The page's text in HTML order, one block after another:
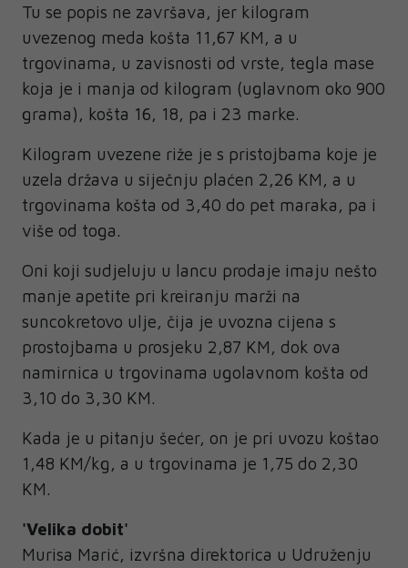
Tu se popis ne završava, jer kilogram
uvezenog meda košta 11,67 KM, a u
trgovinama, u zavisnosti od vrste, tegla mase
koja je i manja od kilogram (uglavnom oko 900
grama), košta 16, 18, pa i 23 marke.
Kilogram uvezene riže je s pristojbama koje je
uzela država u siječnju plaćen 2,26 KM, a u
trgovinama košta od 3,40 do pet maraka, pa i
više od toga.
Oni koji sudjeluju u lancu prodaje imaju nešto
manje apetite pri kreiranju marži na
suncokretovo ulje, čija je uvozna cijena s
prostojbama u prosjeku 2,87 KM, dok ova
namirnica u trgovinama ugolavnom košta od
3,10 do 3,30 KM.
Kada je u pitanju šećer, on je pri uvozu koštao
1,48 KM/kg, a u trgovinama je 1,75 do 2,30
KM.
'Velika dobit'
Murisa Marić, izvršna direktorica u Udruženju